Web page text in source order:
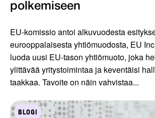
polkemiseen
EU-komissio antoi alkuvuodesta
eurooppalaisesta yhtiömuodosta, EU
luoda uusi EU-tason yhtiömuoto, joka
ylittävää yritystoimintaa ja keventäisi
taakkaa. Tavoite on näin vahvistaa...
BLOGI